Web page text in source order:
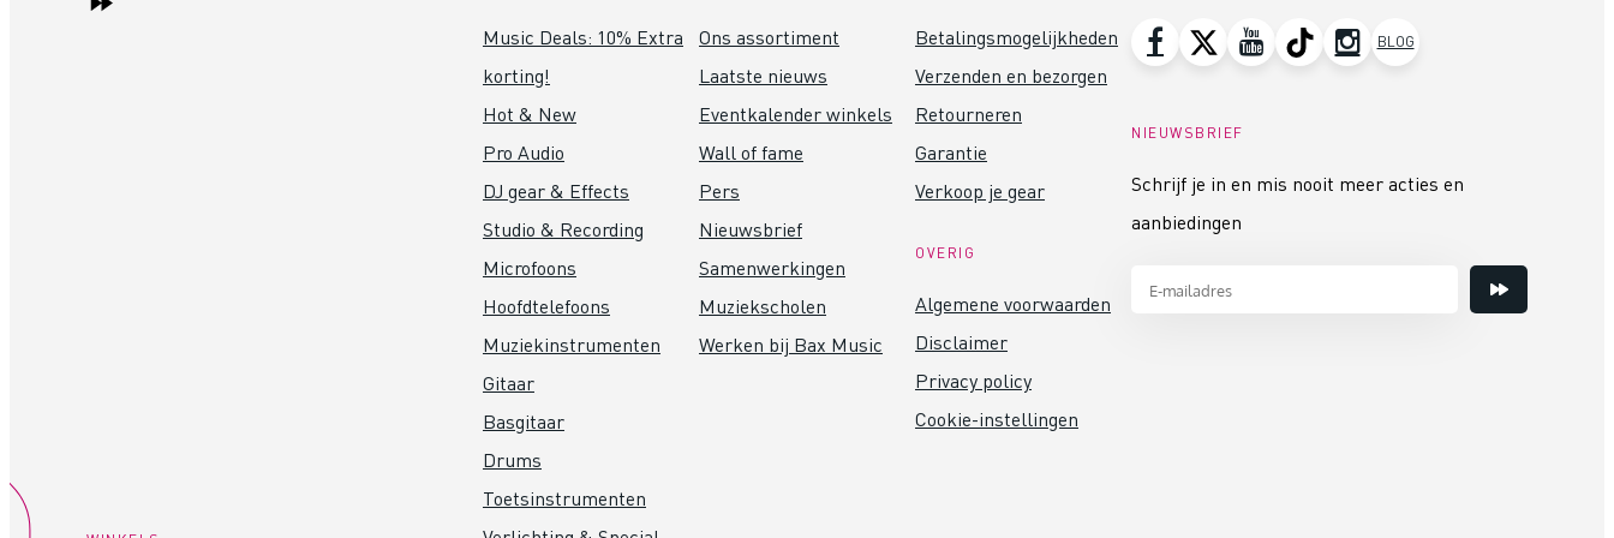
Music Deals: 10% Extra
korting!
Hot & New
Pro Audio
DJ gear & Effects
Studio & Recording
Microfoons
Hoofdtelefoons
Muziekinstrumenten
Gitaar
Basgitaar
Drums
Toetsinstrumenten
Ons assortiment
Laatste nieuws
Eventkalender winkels
Wall of fame
Pers
Nieuwsbrief
Samenwerkingen
Muziekscholen
Werken bij Bax Music
Betalingsmogelijkheden
Verzenden en bezorgen
Retourneren
Garantie
Verkoop je gear
OVERIG
Algemene voorwaarden
Disclaimer
Privacy policy
Cookie-instellingen
BLOG
NIEUWSBRIEF
Schrijf je in en mis nooit meer acties en
aanbiedingen